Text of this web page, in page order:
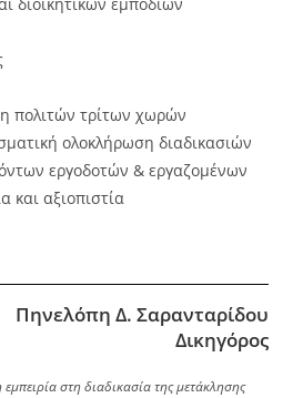
πολιτών τρίτων χωρών
ολοκλήρωση διαδικασιών
εργοδοτών & εργαζομένων
και αξιοπιστία
Πηνελόπη Δ. Σαρανταρίδου
Δικηγόρος
στη διαδικασία της μετάκλησης